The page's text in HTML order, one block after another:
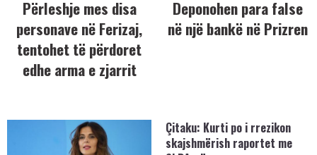
Përleshje mes disa
personave në Ferizaj,
tentohet të përdoret
edhe arma e zjarrit
Deponohen para false
në një bankë në Prizren
Çitaku: Kurti po i rrezikon
skajshmërish raportet me